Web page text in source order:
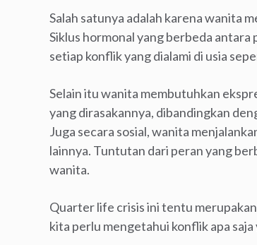
Salah satunya adalah karena wanita
Siklus hormonal yang berbeda
setiap konflik yang dialami di usia
Selain itu wanita membutuhkan
yang dirasakannya, dibandingkan
Juga secara sosial, wanita
lainnya. Tuntutan dari peran yang
wanita.
Quarter life crisis ini tentu
kita perlu mengetahui konflik apa